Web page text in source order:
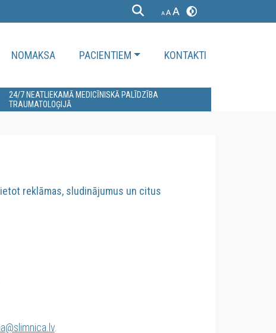
NOMAKSA PACIENTIEM KONTAKTI
24/7 NEATLIEKAMĀ MEDICĪNISKĀ PALĪDZĪBA
TRAUMATOLOĢIJĀ
reklāmas, sludinājumus un citus
.